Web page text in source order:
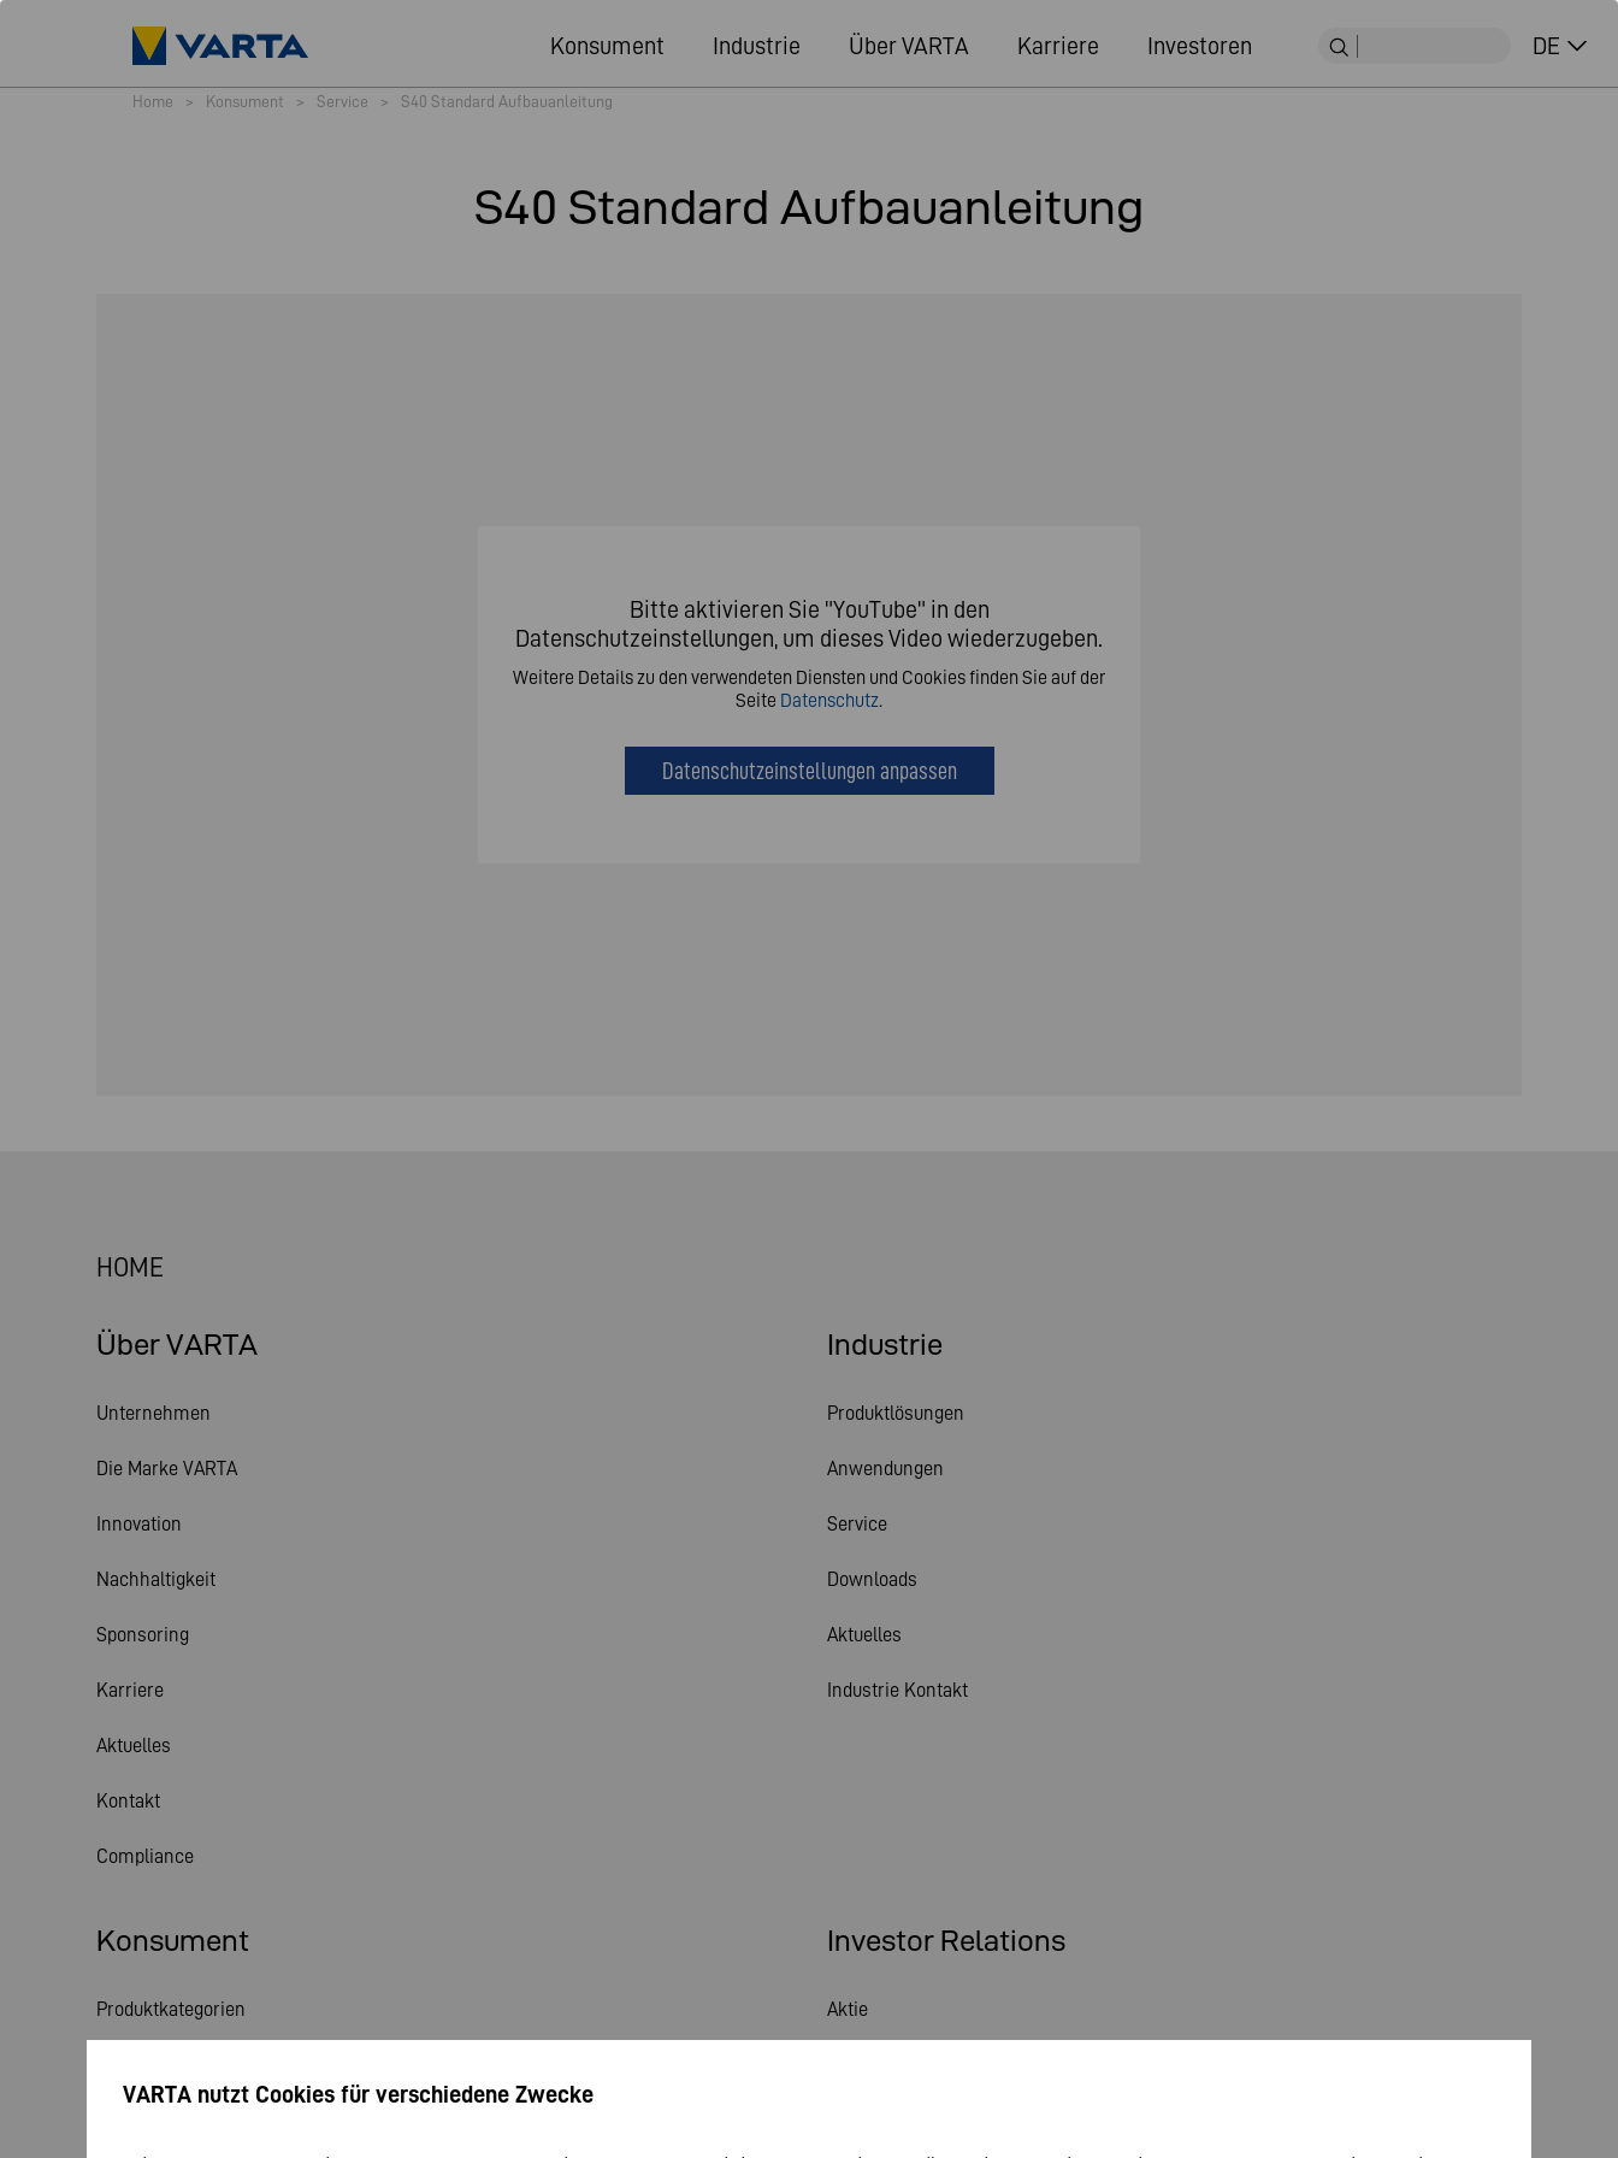
Konsument Industrie Über VARTA Karriere Investoren DE
Home > Konsument > Service > S40 Standard Aufbauanleitung
S40 Standard Aufbauanleitung
Bitte aktivieren Sie "YouTube" in den
Datenschutzeinstellungen, um dieses Video wiederzugeben.
Weitere Details zu den verwendeten Diensten und Cookies finden Sie auf der
Seite Datenschutz.
Datenschutzeinstellungen anpassen
HOME
Über VARTA
Unternehmen
Die Marke VARTA
Innovation
Nachhaltigkeit
Sponsoring
Karriere
Aktuelles
Kontakt
Compliance
Konsument
Produktkategorien
Industrie
Produktlösungen
Anwendungen
Service
Downloads
Aktuelles
Industrie Kontakt
Investor Relations
Aktie
VARTA nutzt Cookies für verschiedene Zwecke